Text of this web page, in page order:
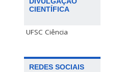
CIENTÍFICA
UFSC Ciência
REDES SOCIAIS